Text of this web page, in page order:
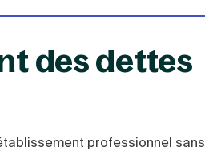
des dettes
professionnel sans